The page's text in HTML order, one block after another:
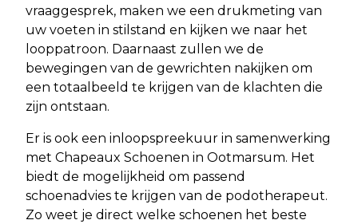
vraaggesprek, maken we een drukmeting van
uw voeten in stilstand en kijken we naar het
looppatroon. Daarnaast zullen we de
bewegingen van de gewrichten nakijken om
een totaalbeeld te krijgen van de klachten die
zijn ontstaan.
Er is ook een inloopspreekuur in samenwerking
met Chapeaux Schoenen in Ootmarsum. Het
biedt de mogelijkheid om passend
schoenadvies te krijgen van de podotherapeut.
Zo weet je direct welke schoenen het beste